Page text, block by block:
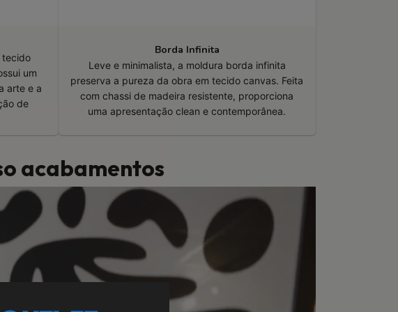
tecido
um
arte e a
de
Borda Infinita
Leve e minimalista, a moldura borda infinita
preserva a pureza da obra em tecido canvas. Feita
com chassi de madeira resistente, proporciona
uma apresentação clean e contemporânea.
acabamentos